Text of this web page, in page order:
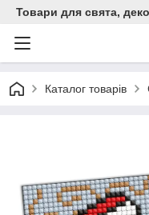
Товари для свята,
Каталог товарів